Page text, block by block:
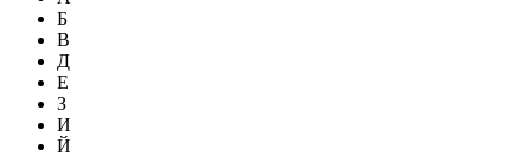
Б
В
Д
Е
З
И
Й